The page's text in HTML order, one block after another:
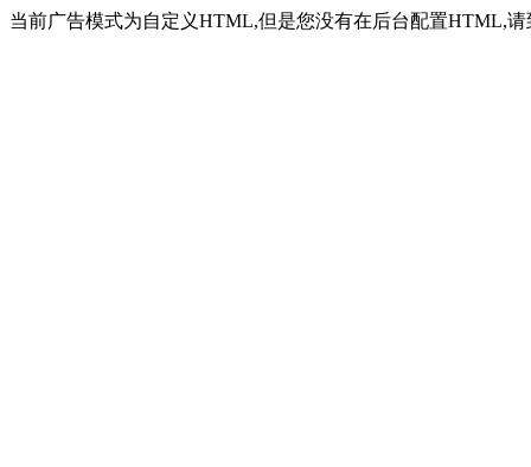
当前广告模式为自定义HTML,但是您没有在后台配置HTML,